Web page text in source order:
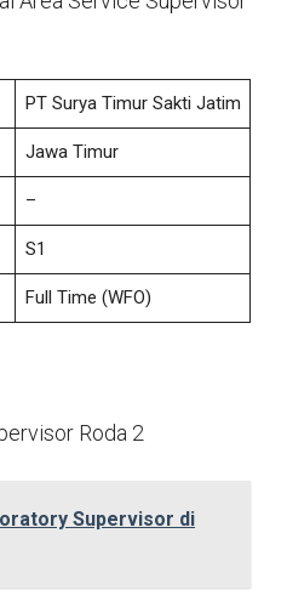
PT Surya Timur Sakti Jatim
Jawa Timur
–
S1
Full Time (WFO)
Roda 2
Supervisor di